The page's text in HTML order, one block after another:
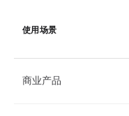
使用场景
商业产品